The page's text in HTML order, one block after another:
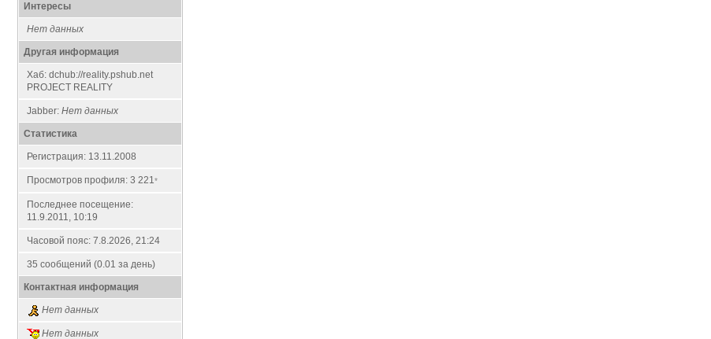
Интересы
Нет данных
Другая информация
Хаб: dchub://reality.pshub.net
PROJECT REALITY
Jabber:Нет данных
Статистика
Регистрация: 13.11.2008
Просмотров профиля: 3 221*
Последнее посещение:
11.9.2011, 10:19
Часовой пояс: 7.8.2026, 21:24
35 сообщений (0.01 за день)
Контактная информация
Нет данных
Нет данных